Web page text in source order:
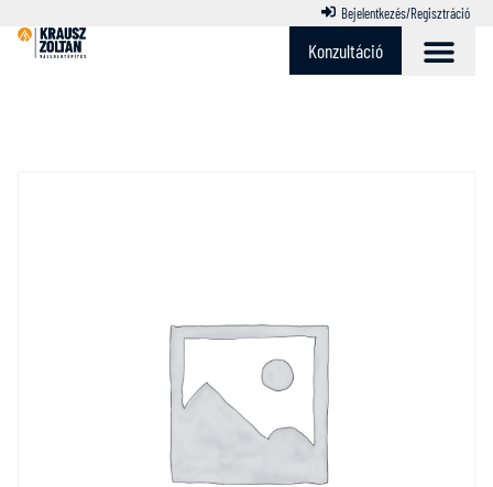
Bejelentkezés/Regisztráció
Konzultáció